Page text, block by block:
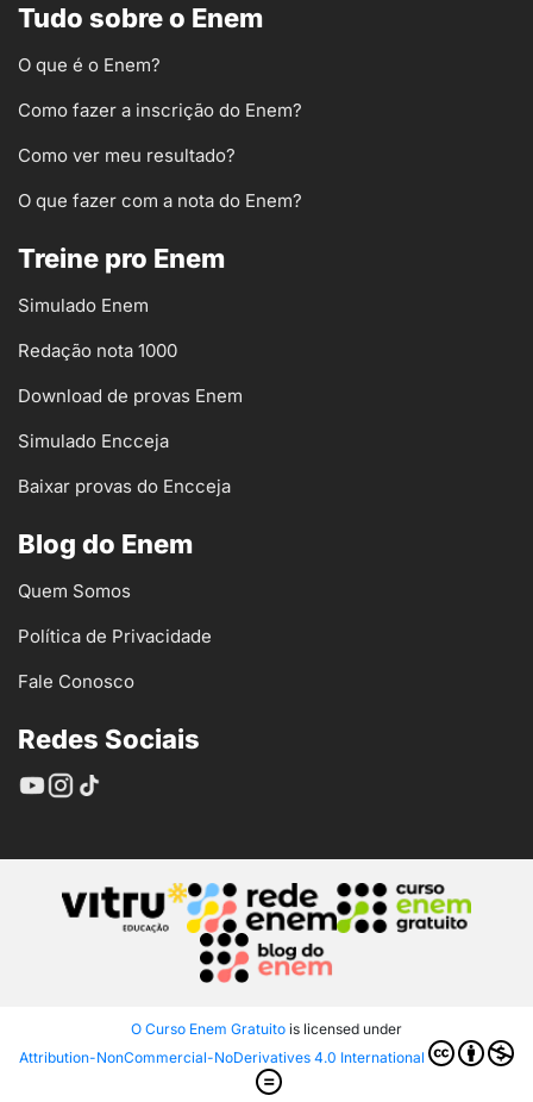
Tudo sobre o Enem
O que é o Enem?
Como fazer a inscrição do Enem?
Como ver meu resultado?
O que fazer com a nota do Enem?
Treine pro Enem
Simulado Enem
Redação nota 1000
Download de provas Enem
Simulado Encceja
Baixar provas do Encceja
Blog do Enem
Quem Somos
Política de Privacidade
Fale Conosco
Redes Sociais
O Curso Enem Gratuito is licensed under
Attribution-NonCommercial-NoDerivatives 4.0 International